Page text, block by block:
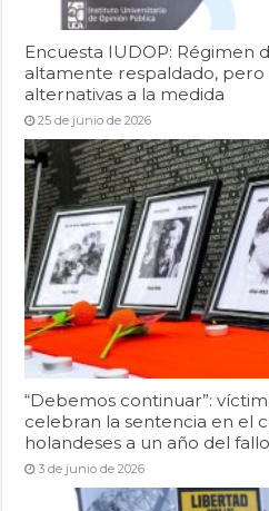
Encuesta IUDOP: Régimen
altamente respaldado,
alternativas a la medida
25 de junio de 2026
“Debemos continuar”:
celebran la sentencia en el
holandeses a un año del fallo
3 de junio de 2026